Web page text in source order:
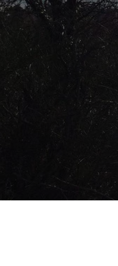
Panneau de gestion des cookies